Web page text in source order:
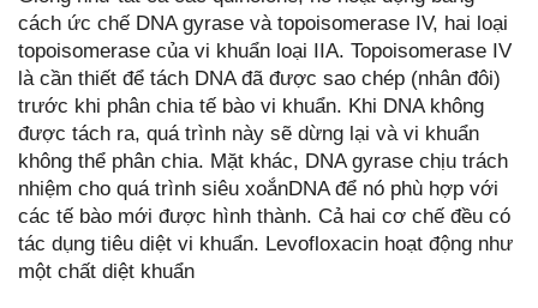
cách ức chế DNA gyrase và topoisomerase IV, hai loại
topoisomerase của vi khuẩn loại IIA. Topoisomerase IV
là cần thiết để tách DNA đã được sao chép (nhân đôi)
trước khi phân chia tế bào vi khuẩn. Khi DNA không
được tách ra, quá trình này sẽ dừng lại và vi khuẩn
không thể phân chia. Mặt khác, DNA gyrase chịu trách
nhiệm cho quá trình siêu xoắnDNA để nó phù hợp với
các tế bào mới được hình thành. Cả hai cơ chế đều có
tác dụng tiêu diệt vi khuẩn. Levofloxacin hoạt động như
một chất diệt khuẩn